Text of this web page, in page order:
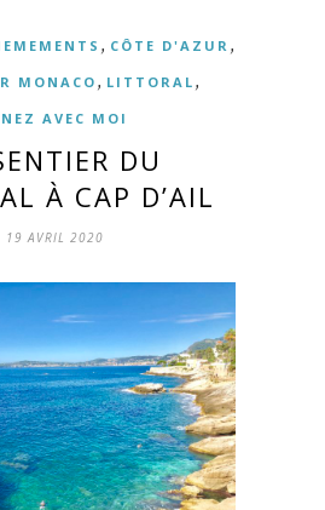
, CÔTE D'AZUR ,
MONACO , LITTORAL ,
AVEC MOI
DU
À CAP D’AIL
19 AVRIL 2020